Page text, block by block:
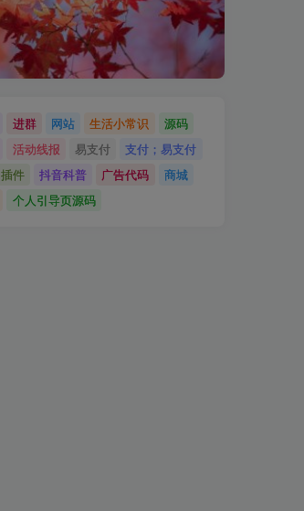
进群 网站 生活小常识
源码
活动线报 易支付
支付；易支付
插件 抖音科普 广告代码
商城
个人引导页源码